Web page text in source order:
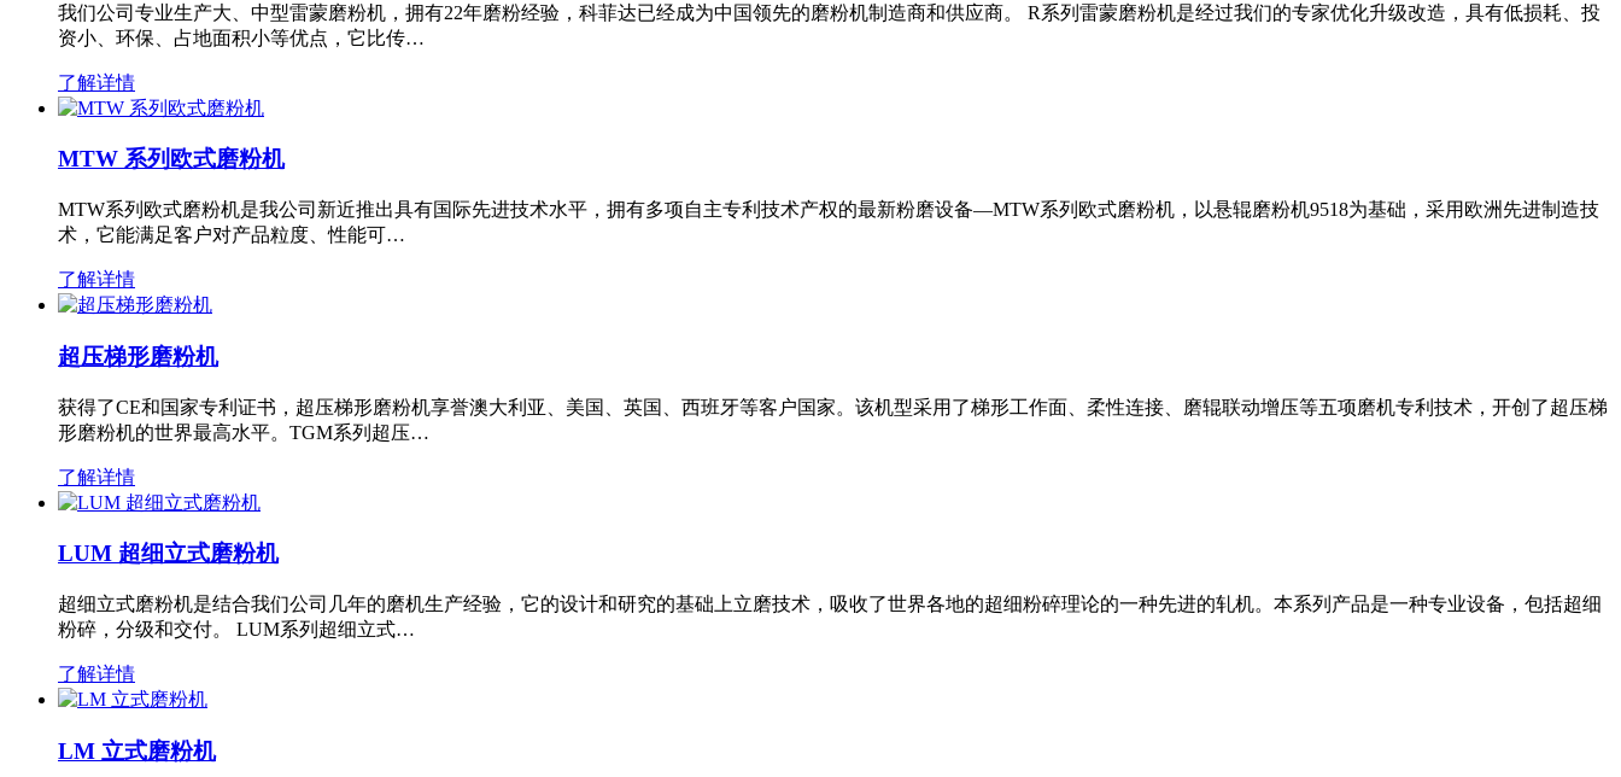
我们公司专业生产大、中型雷蒙磨粉机，拥有22年磨粉经验，科菲达已经成为中国领先的磨粉机制造商和供应商。 R系列雷蒙磨粉机是经过我们的专家优化升级改造，具有低损耗、投
资小、环保、占地面积小等优点，它比传…
了解详情
MTW 系列欧式磨粉机
MTW系列欧式磨粉机是我公司新近推出具有国际先进技术水平，拥有多项自主专利技术产权的最新粉磨设备—MTW系列欧式磨粉机，以悬辊磨粉机9518为基础，采用欧洲先进制造技
术，它能满足客户对产品粒度、性能可…
了解详情
超压梯形磨粉机
获得了CE和国家专利证书，超压梯形磨粉机享誉澳大利亚、美国、英国、西班牙等客户国家。该机型采用了梯形工作面、柔性连接、磨辊联动增压等五项磨机专利技术，开创了超压梯
形磨粉机的世界最高水平。TGM系列超压…
了解详情
LUM 超细立式磨粉机
超细立式磨粉机是结合我们公司几年的磨机生产经验，它的设计和研究的基础上立磨技术，吸收了世界各地的超细粉碎理论的一种先进的轧机。本系列产品是一种专业设备，包括超细
粉碎，分级和交付。 LUM系列超细立式…
了解详情
LM 立式磨粉机